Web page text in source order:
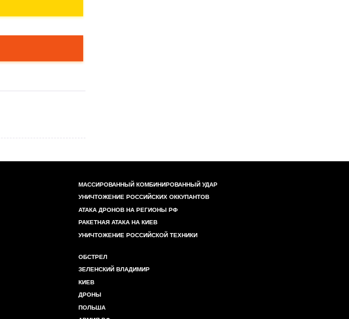
МАССИРОВАННЫЙ КОМБИНИРОВАННЫЙ УДАР
УНИЧТОЖЕНИЕ РОССИЙСКИХ ОККУПАНТОВ
АТАКА ДРОНОВ НА РЕГИОНЫ РФ
РАКЕТНАЯ АТАКА НА КИЕВ
УНИЧТОЖЕНИЕ РОССИЙСКОЙ ТЕХНИКИ
ОБСТРЕЛ
ЗЕЛЕНСКИЙ ВЛАДИМИР
КИЕВ
ДРОНЫ
ПОЛЬША